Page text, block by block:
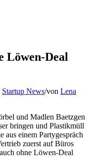
Löwen-Deal
Startup News/von Lena
und Madlen Baetzgen
bringen und Plastikmüll
aus einem Partygespräch
zuerst auf Büros
ohne Löwen-Deal